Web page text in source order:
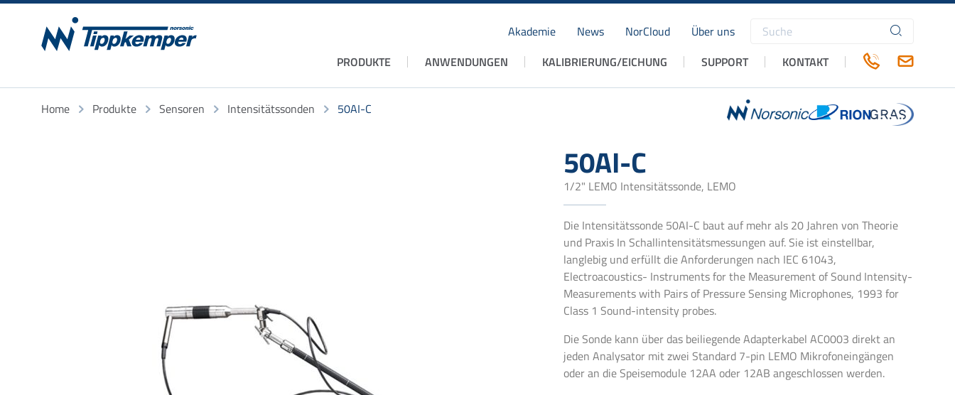
Akademie News NorCloud Über uns
Suchbegriffe
Navigation
PRODUKTE ANWENDUNGEN KALIBRIERUNG/EICHUNG SUPPORT KONTAKT
Home Produkte Sensoren Intensitätssonden 50AI-C
50AI-C
1/2" LEMO Intensitätssonde, LEMO
Die Intensitätssonde 50AI-C baut auf mehr als 20 Jahren von Theorie
und Praxis In Schallintensitätsmessungen auf. Sie ist einstellbar,
langlebig und erfüllt die Anforderungen nach IEC 61043,
Electroacoustics- Instruments for the Measurement of Sound Intensity-
Measurements with Pairs of Pressure Sensing Microphones, 1993 for
Class 1 Sound-intensity probes.
Die Sonde kann über das beiliegende Adapterkabel AC0003 direkt an
jeden Analysator mit zwei Standard 7-pin LEMO Mikrofoneingängen
oder an die Speisemodule 12AA oder 12AB angeschlossen werden.